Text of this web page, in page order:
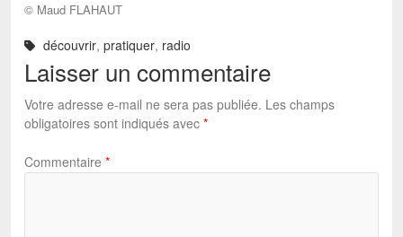
© Maud FLAHAUT
découvrir, pratiquer, radio
Laisser un commentaire
Votre adresse e-mail ne sera pas publiée. Les champs
obligatoires sont indiqués avec *
Commentaire *